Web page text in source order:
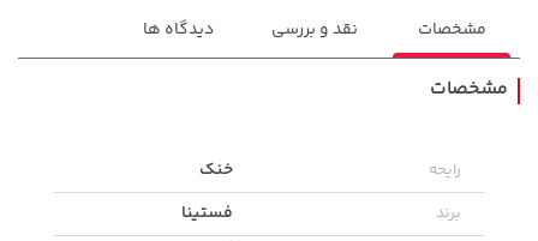
141,000 تومان
165,900
1,579,000 تومان
2,275,000
مشخصات نقد و بررسی دیدگاه ها
مشخصات
رایحه خنک
برند فستینا